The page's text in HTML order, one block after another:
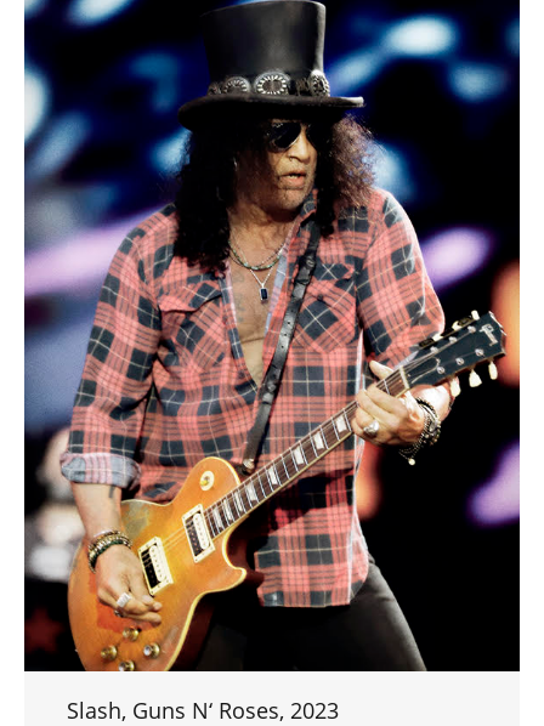
Slash, Guns N‘ Roses, 2023